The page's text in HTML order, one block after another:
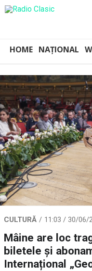
HOME NAȚIONAL
CULTURĂ 11:03 / 30/06/
Mâine are loc
biletele și
Internațional